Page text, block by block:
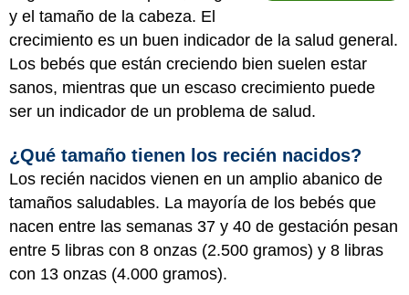
y el tamaño de la cabeza. El
crecimiento es un buen indicador de la salud general.
Los bebés que están creciendo bien suelen estar
sanos, mientras que un escaso crecimiento puede
ser un indicador de un problema de salud.
¿Qué tamaño tienen los recién nacidos?
Los recién nacidos vienen en un amplio abanico de
tamaños saludables. La mayoría de los bebés que
nacen entre las semanas 37 y 40 de gestación pesan
entre 5 libras con 8 onzas (2.500 gramos) y 8 libras
con 13 onzas (4.000 gramos).